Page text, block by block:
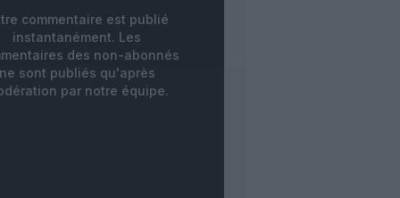
commentaire est publié
instantanément. Les
des non-abonnés
ne sont publiés qu'après
par notre équipe.